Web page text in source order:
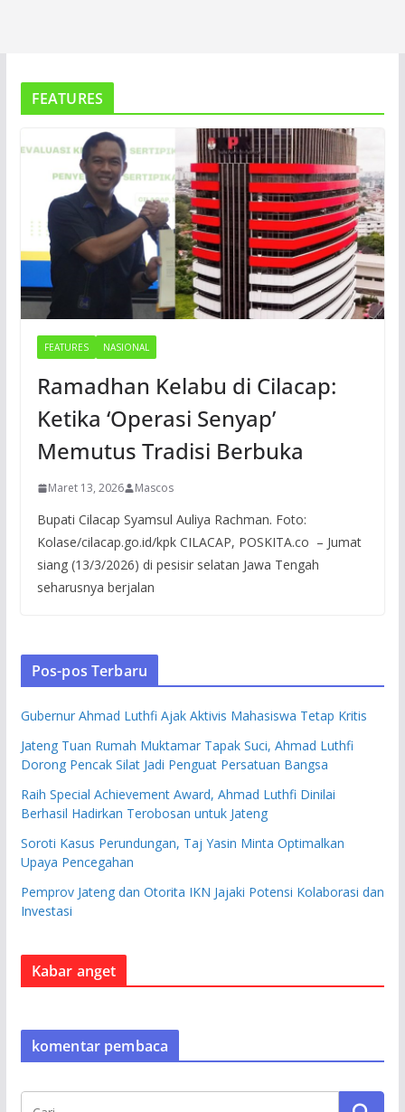
FEATURES
FEATURES NASIONAL
Ramadhan Kelabu di Cilacap:
Ketika ‘Operasi Senyap’
Memutus Tradisi Berbuka
Maret 13, 2026 Mascos
Bupati Cilacap Syamsul Auliya Rachman. Foto:
Kolase/cilacap.go.id/kpk CILACAP, POSKITA.co – Jumat
siang (13/3/2026) di pesisir selatan Jawa Tengah
seharusnya berjalan
Pos-pos Terbaru
Gubernur Ahmad Luthfi Ajak Aktivis Mahasiswa Tetap Kritis
Jateng Tuan Rumah Muktamar Tapak Suci, Ahmad Luthfi
Dorong Pencak Silat Jadi Penguat Persatuan Bangsa
Raih Special Achievement Award, Ahmad Luthfi Dinilai
Berhasil Hadirkan Terobosan untuk Jateng
Soroti Kasus Perundungan, Taj Yasin Minta Optimalkan
Upaya Pencegahan
Pemprov Jateng dan Otorita IKN Jajaki Potensi Kolaborasi dan
Investasi
Kabar anget
komentar pembaca